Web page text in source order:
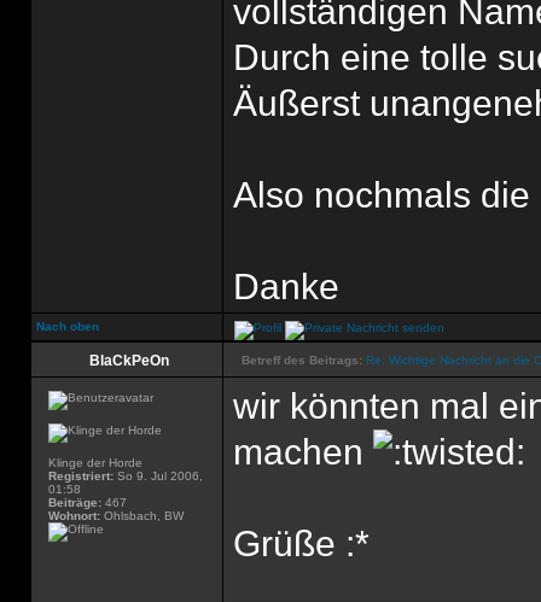
vollständigen
Durch eine tolle
Äußerst
Also nochmals
Danke
Nach oben
BlaCkPeOn Betreff des Beitrags: Re: Wichtige Nachricht an die
Klinge der Horde
Registriert: So 9. Jul 2006,
01:58
Beiträge: 467
Wohnort: Ohlsbach, BW
wir könnten mal
machen
Grüße :*